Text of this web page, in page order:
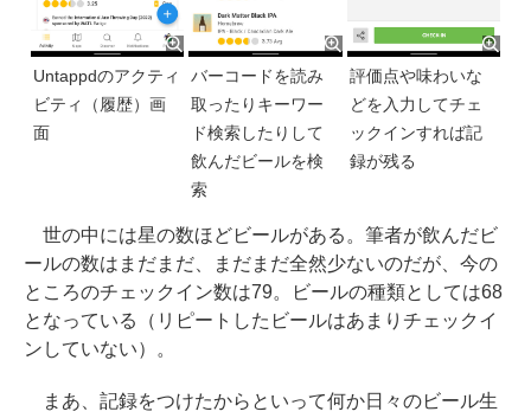
Untappdのアクティ
ビティ（履歴）画
面
バーコードを読み
取ったりキーワー
ド検索したりして
飲んだビールを検
索
評価点や味わいな
どを入力してチェ
ックインすれば記
録が残る
世の中には星の数ほどビールがある。筆者が飲んだビ
ールの数はまだまだ、まだまだ全然少ないのだが、今の
ところのチェックイン数は79。ビールの種類としては68
となっている（リピートしたビールはあまりチェックイ
ンしていない）。
まあ、記録をつけたからといって何か日々のビール生